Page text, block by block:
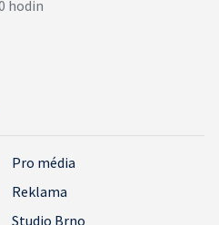
Pro média
Reklama
Studio Brno